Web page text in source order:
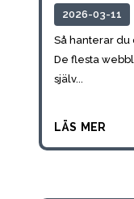
2026-03-11
Så hanterar du
De flesta
själv...
läs mer